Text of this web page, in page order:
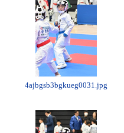
4ajbgsb3bgkueg0031.jpg